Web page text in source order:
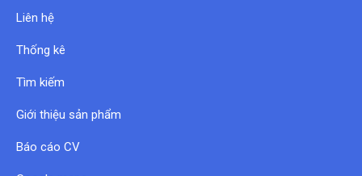
Liên hệ
Thống kê
Tìm kiếm
Giới thiệu sản phẩm
Báo cáo CV